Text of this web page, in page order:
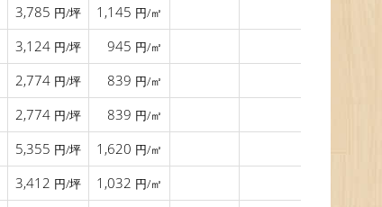
3,785 円/坪 1,145 円/㎡
3,124 円/坪 945 円/㎡
2,774 円/坪 839 円/㎡
2,774 円/坪 839 円/㎡
5,355 円/坪 1,620 円/㎡
3,412 円/坪 1,032 円/㎡